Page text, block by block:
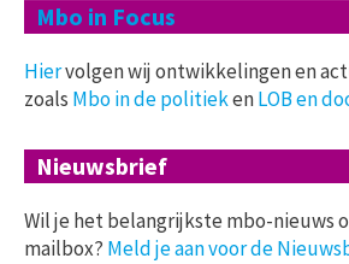
Mbo in Focus
Hiervolgen wij ontwikkelingen en
zoals Mbo in de politiekenLOB en
Nieuwsbrief
Wil je het belangrijkste mbo-nieuws
mailbox? Meld je aan voor de